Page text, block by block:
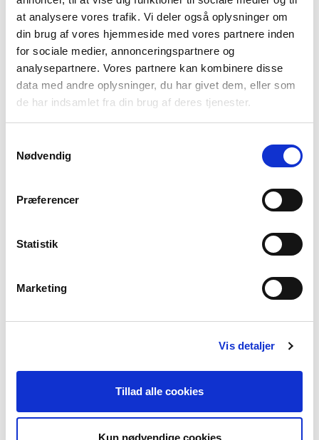
at analysere vores trafik. Vi deler også oplysninger om
din brug af vores hjemmeside med vores partnere inden
for sociale medier, annonceringspartnere og
analysepartnere. Vores partnere kan kombinere disse
data med andre oplysninger, du har givet dem, eller som
de har indsamlet fra din brug af deres tjenester.
Nødvendig
Præferencer
Statistik
Marketing
Vis detaljer
Tillad alle cookies
Kun nødvendige cookies
hun skal øve.
Kognitiv adfærdsterapi (cognitive processing
therapy)
Ved kognitiv adfærdsterapi er det tanker og
handlinger, som er i centrum. Formålet med
og tanker, der er med til at vedligeholde din kæres
hvordan ens følelser ved udfordringerne kan komme
til at ændre sig, hvis man lærer at tænke og handle
Eksponeringsterapi (prolonged exposure)
traumatiske hændelser. Det kan både ske fysisk i
virkeligheden eller mentalt i fantasien. Ved at blive
eksponeret for de traumatiske hændelser får din
kære et mere realistisk syn på traumet. På den måde